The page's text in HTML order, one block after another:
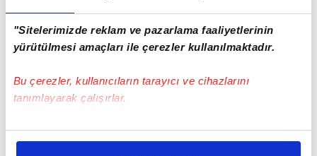
"Sitelerimizde reklam ve pazarlama faaliyetlerinin
yürütülmesi amaçları ile çerezler kullanılmaktadır.
Bu çerezler, kullanıcıların tarayıcı ve cihazlarını
tanımlayarak çalışırlar.
Bu çerezlere izin vermeniz halinde sizlere özel